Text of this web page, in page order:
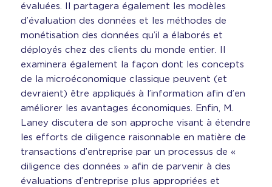
évaluées. Il partagera également les modèles
d’évaluation des données et les méthodes de
monétisation des données qu’il a élaborés et
déployés chez des clients du monde entier. Il
examinera également la façon dont les concepts
de la microéconomique classique peuvent (et
devraient) être appliqués à l’information afin d’en
améliorer les avantages économiques. Enfin, M.
Laney discutera de son approche visant à étendre
les efforts de diligence raisonnable en matière de
transactions d’entreprise par un processus de «
diligence des données » afin de parvenir à des
évaluations d’entreprise plus appropriées et